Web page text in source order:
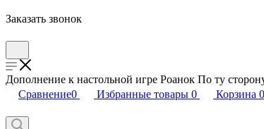
Заказать звонок
Дополнение к настольной игре Роанок По ту
Сравнение0 Избранные товары 0 Корзина 0